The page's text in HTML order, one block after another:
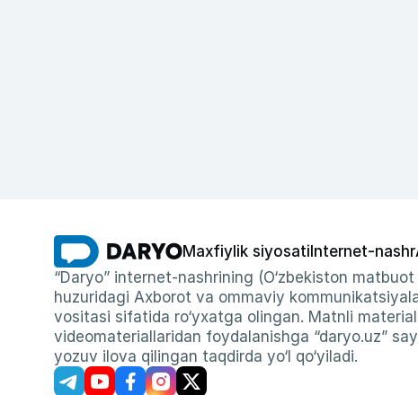
Maxfiylik siyosati Internet-nashr
“Daryo” internet-nashrining (O‘zbekiston
huzuridagi Axborot va ommaviy
vositasi sifatida ro‘yxatga olingan. Matnli
videomateriallaridan foydalanishga “daryo.uz”
yozuv ilova qilingan taqdirda yo‘l qo‘yiladi.